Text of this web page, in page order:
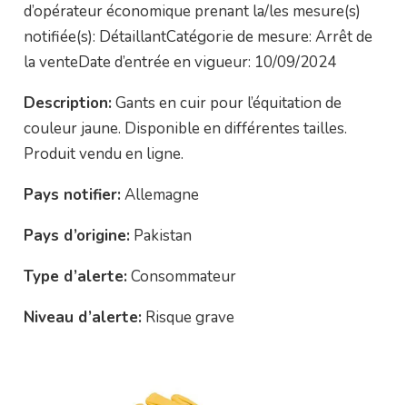
d’opérateur économique prenant la/les mesure(s)
notifiée(s): DétaillantCatégorie de mesure: Arrêt de
la venteDate d’entrée en vigueur: 10/09/2024
Description: Gants en cuir pour l’équitation de
couleur jaune. Disponible en différentes tailles.
Produit vendu en ligne.
Pays notifier: Allemagne
Pays d’origine: Pakistan
Type d’alerte: Consommateur
Niveau d’alerte: Risque grave